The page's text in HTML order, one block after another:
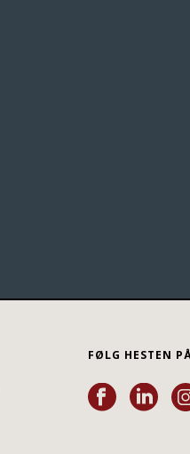
FØLG HESTEN